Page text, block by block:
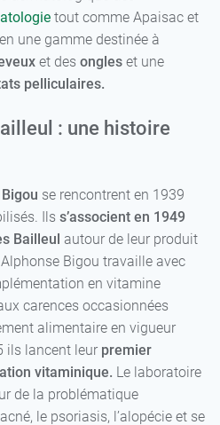
tout comme Apaisac et
une gamme destinée à
et des ongles et une
pelliculaires.
: une histoire
se rencontrent en 1939
Ils s’associent en 1949
Bailleul autour de leur produit
. Alphonse Bigou travaille avec
en vitamine
carences occasionnées
alimentaire en vigueur
ils lancent leur premier
vitaminique. Le laboratoire
de la problématique
le psoriasis, l’alopécie et se